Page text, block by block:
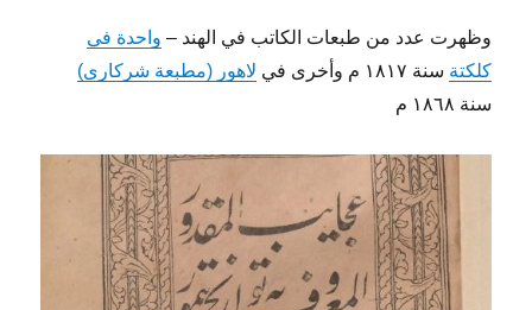
وظهرت عدد من طبعات الكاتب في الهند – واحدة في
كلكتة سنة ١٨١٧ م وأخرى في
لاهور (مطبعة شركارى)
سنة ١٨٦٨ م